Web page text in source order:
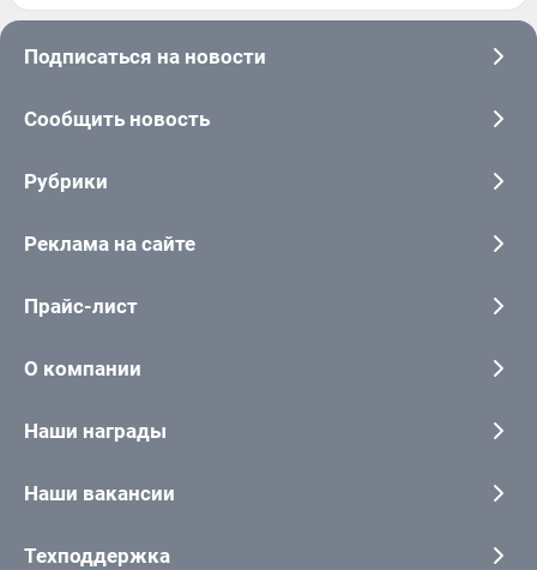
Подписаться на новости
Сообщить новость
Рубрики
Реклама на сайте
Прайс-лист
О компании
Наши награды
Наши вакансии
Техподдержка